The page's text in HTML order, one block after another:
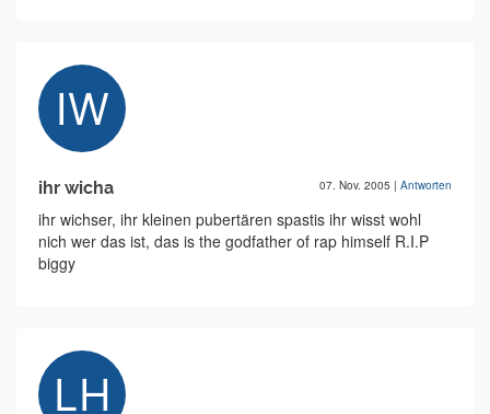
ihr wicha 07. Nov. 2005 | Antworten
ihr wichser, ihr kleinen pubertären spastis ihr wisst wohl
nich wer das ist, das is the godfather of rap himself R.I.P
biggy